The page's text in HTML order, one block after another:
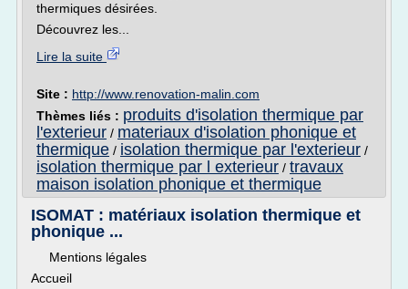
thermiques désirées.
Découvrez les...
Lire la suite
Site : http://www.renovation-malin.com
Thèmes liés : produits d'isolation thermique par
l'exterieur / materiaux d'isolation phonique et
thermique / isolation thermique par l'exterieur /
isolation thermique par l exterieur / travaux
maison isolation phonique et thermique
ISOMAT : matériaux isolation thermique et
phonique ...
Mentions légales
Accueil